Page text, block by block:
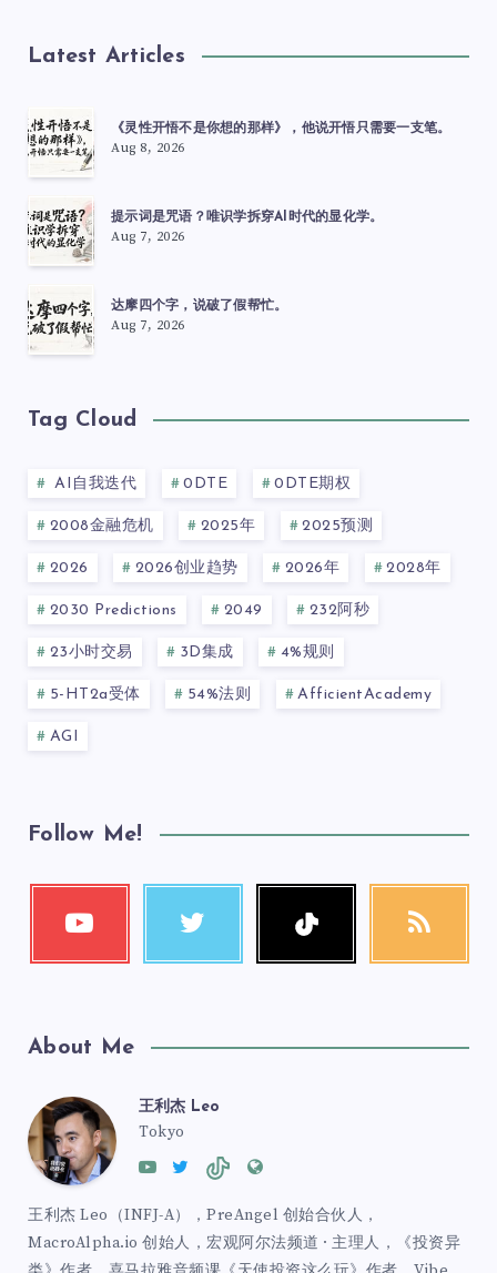
Latest Articles
《灵性开悟不是你想的那样》，他说开悟只需要一支笔。
Aug 8, 2026
提示词是咒语？唯识学拆穿AI时代的显化学。
Aug 7, 2026
达摩四个字，说破了假帮忙。
Aug 7, 2026
Tag Cloud
AI自我迭代 0DTE 0DTE期权
2008金融危机 2025年 2025预测
2026 2026创业趋势 2026年 2028年
2030 Predictions 2049 232阿秒
23小时交易 3D集成 4%规则
5-HT2a受体 54%法则 AfficientAcademy
AGI
Follow Me!
About Me
王利杰 Leo
Tokyo
王利杰 Leo（INFJ-A），PreAngel 创始合伙人，
MacroAlpha.io 创始人，宏观阿尔法频道 · 主理人，《投资异